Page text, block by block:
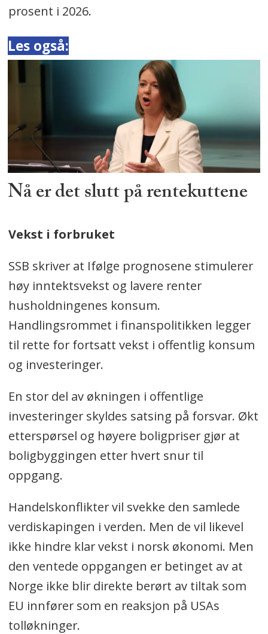
prosent i 2026.
Les også:
Nå er det slutt på rentekuttene
Vekst i forbruket
SSB skriver at Ifølge prognosene stimulerer
høy inntektsvekst og lavere renter
husholdningenes konsum.
Handlingsrommet i finanspolitikken legger
til rette for fortsatt vekst i offentlig konsum
og investeringer.
En stor del av økningen i offentlige
investeringer skyldes satsing på forsvar. Økt
etterspørsel og høyere boligpriser gjør at
boligbyggingen etter hvert snur til
oppgang.
Handelskonflikter vil svekke den samlede
verdiskapingen i verden. Men de vil likevel
ikke hindre klar vekst i norsk økonomi. Men
den ventede oppgangen er betinget av at
Norge ikke blir direkte berørt av tiltak som
EU innfører som en reaksjon på USAs
tolløkninger.